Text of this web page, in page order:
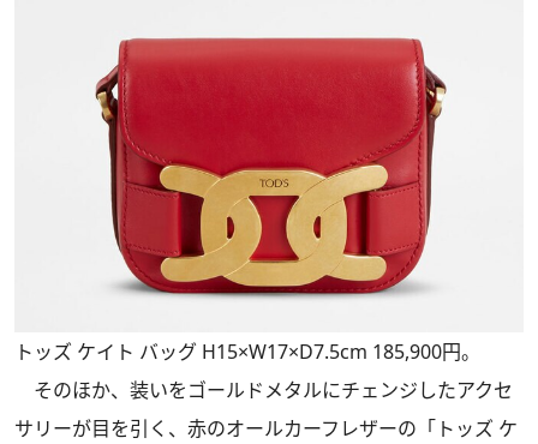
トッズ ケイト バッグ H15×W17×D7.5cm 185,900円。
そのほか、装いをゴールドメタルにチェンジしたアクセ
サリーが目を引く、赤のオールカーフレザーの「トッズ ケ